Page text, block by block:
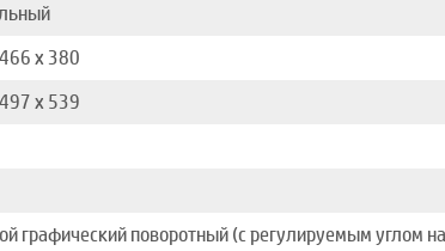
x 380
x 539
графический поворотный (с регулируемым углом